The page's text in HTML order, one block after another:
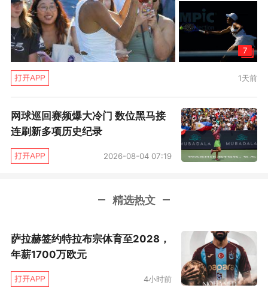
然而第三盘的首局，还没等德约科维奇喘匀气，
胡尔卡奇就破发了，看起来胜利似乎将再次从德
约科维奇手中溜走。不过在关键时刻，德约科维
奇又一次展示了他的“小宇宙”爆发的潜能，在第8
而逆转夺冠，也将与对手的交手记录改写为8胜0
负。胡尔卡奇再度无奈地扮演着德约“男仆”的角
色。
“我知道输掉这场比赛的感觉很苦涩，”德约科维
在比赛中大部分时间都是更好的球员。”值得一提
的是，胡尔卡奇的教练马苏也成为了这场比赛的
一个背景帝，这位在2004年包揽雅典奥运会单、
7
1天前
网球巡回赛频爆大冷门 数位黑马接
连刷新多项历史纪录
2026-08-04 07:19
精选热文
萨拉赫签约特拉布宗体育至2028，
年薪1700万欧元
4小时前